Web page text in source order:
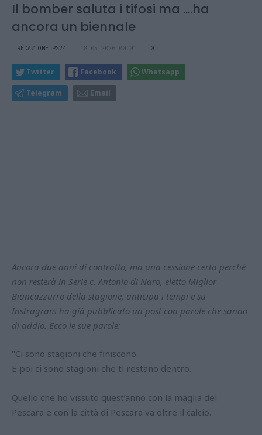
Il bomber saluta i tifosi ma ....ha
ancora un biennale
REDAZIONE PS24 18.05.2026 00:01 0
Twitter Facebook Whatsapp
Telegram Email
Ancora due anni di contratto, ma una cessione certa perchè
non resterà in Serie c. Antonio di Naro, eletto Miglior
Biancazzurro della stagione, anticipa i tempi e su
Instragram ha già pubblicato un post con parole che sanno
di addio. Ecco le sue parole:
"Ci sono stagioni che finiscono.
E poi ci sono stagioni che ti restano dentro.
Quello che ho vissuto quest’anno con la maglia del
Pescara e con la città di Pescara va oltre il calcio.